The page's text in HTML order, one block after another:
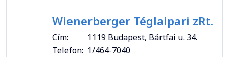
Wienerberger Téglaipari zRt.
Cím:
1119 Budapest, Bártfai u. 34.
Telefon: 1/464-7040